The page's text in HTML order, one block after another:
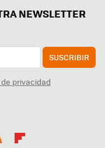
NEWSLETTER
SUSCRIBIR
privacidad